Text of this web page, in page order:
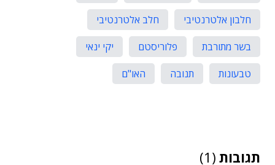
חלבון אלטרנטיבי
חלב אלטרנטיבי
בשר מתורבת
פלוריסטם
יקי ינאי
טבעונות
תנובה האו"ם
תגובות (1)